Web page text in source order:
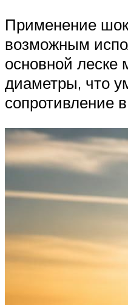
Применение
возможным
основной
диаметры, что
сопротивление